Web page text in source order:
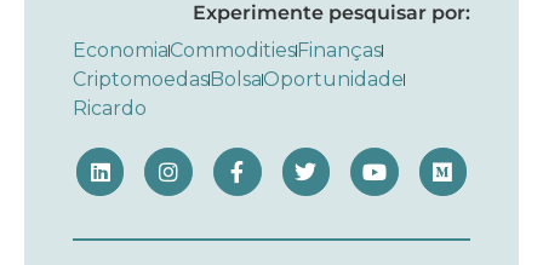
Experimente pesquisar por:
EconomiaCommodities Finanças
Criptomoedas BolsaOportunidade
Ricardo